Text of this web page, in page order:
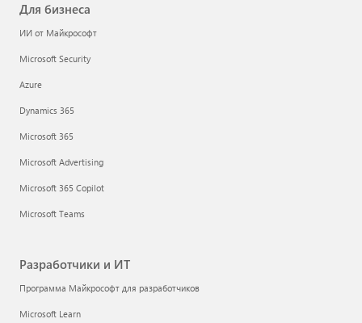
Для бизнеса
ИИ от Майкрософт
Microsoft Security
Azure
Dynamics 365
Microsoft 365
Microsoft Advertising
Microsoft 365 Copilot
Microsoft Teams
Разработчики и ИТ
Программа Майкрософт для разработчиков
Microsoft Learn